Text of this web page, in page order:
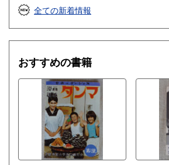
全ての新着情報
おすすめの書籍